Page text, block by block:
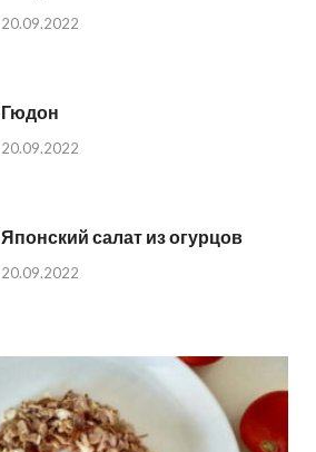
20.09.2022
Гюдон
20.09.2022
Японский салат из огурцов
20.09.2022